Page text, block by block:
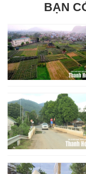
BẠN